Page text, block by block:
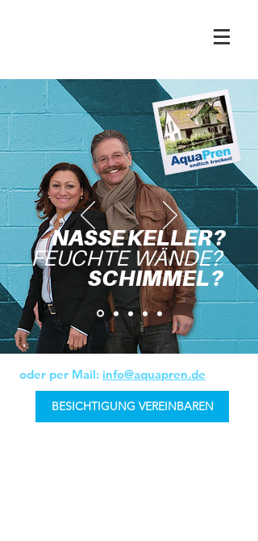
NASSE KELLER?
FEUCHTE WÄNDE?
SCHIMMEL?
oder per Mail: info@aquapren.de
BESICHTIGUNG VEREINBAREN